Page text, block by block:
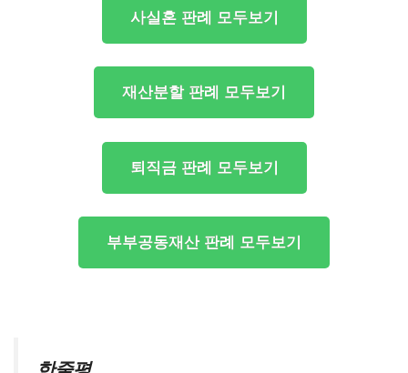
사실혼 판례 모두보기
재산분할 판례 모두보기
퇴직금 판례 모두보기
부부공동재산 판례 모두보기